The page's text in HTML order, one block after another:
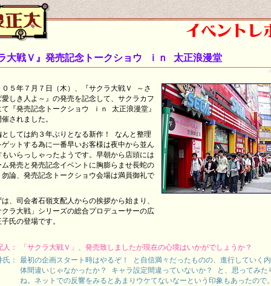
大戦Ｖ』発売記念トークショウ ｉｎ 太正浪漫堂
０５年７月７日（木）、『サクラ大戦Ｖ ～さ
愛しき人よ～』の発売を記念して、サクラカフ
て『発売記念トークショウ ｉｎ 太正浪漫堂』
されました。
としては約３年ぶりとなる新作！ なんと整理
ゲットする為に一番早いお客様は夜中から並ん
もいらっしゃったようです。早朝から店頭には
ム発売と発売記念イベントに胸膨らませ長蛇の
勿論、発売記念トークショウ会場は満員御礼で
は、司会者石嶺支配人からの挨拶から始まり、
クラ大戦」シリーズの総合プロデューサーの広
氏の登場です。
人：
「サクラ大戦Ｖ」、発売致しましたが現在の心境はいかがでしょうか？
氏：
最初の企画スタート時はやるぞ！ と自信満々だったものの、進行していく
体間違いじゃなかったか？ キャラ設定間違っていないか？ と、思ってみた
ね。ネットでの反響をみるとあまりウケてないなーという印象もあったので